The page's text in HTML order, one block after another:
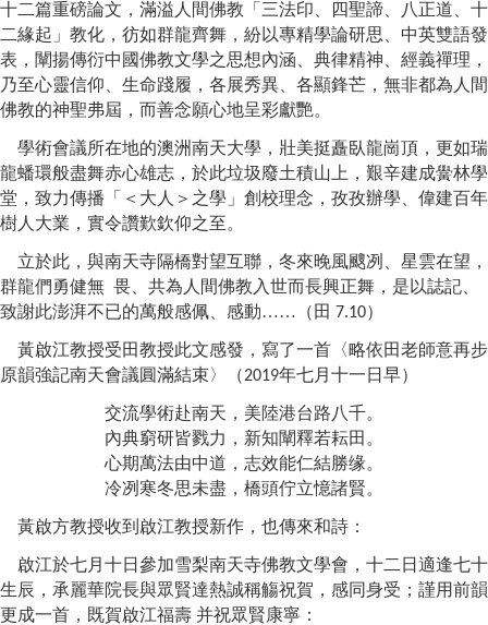
十二篇重磅論文，滿溢人間佛教「三法印、四聖諦、八正道、十
二緣起」教化，彷如群龍齊舞，紛以專精學論研思、中英雙語發
表，闡揚傳衍中國佛教文學之思想內涵、典律精神、經義禪理，
乃至心靈信仰、生命踐履，各展秀異、各顯鋒芒，無非都為人間
佛教的神聖弗屆，而善念願心地呈彩獻艷。
學術會議所在地的澳洲南天大學，壯美挺矗臥龍崗頂，更如瑞
龍蟠環般盡舞赤心雄志，於此垃圾廢土積山上，艱辛建成黌林學
堂，致力傳播「＜大人＞之學」創校理念，孜孜辦學、偉建百年
樹人大業，實令讚歎欽仰之至。
立於此，與南天寺隔橋對望互聯，冬來晚風颼冽、星雲在望，
群龍們勇健無 畏、共為人間佛教入世而長興正舞，是以誌記、
致謝此澎湃不已的萬般感佩、感動……（田 7.10）
黃啟江教授受田教授此文感發 ， 寫了一首 〈略依田老師意再步
原韻強記南天會議圓滿結束〉 （2019年七月十一日早）
交流學術赴南天，美陸港台路八千。
內典窮研皆戮力，新知闡釋若耘田。
心期萬法由中道，志效能仁結勝缘。
冷冽寒冬思未盡，橋頭佇立憶諸賢。
黃啟方教授收到啟江教授新作 ，也傳來和詩 ：
啟江於七月十日 參加雪梨南天寺佛教文學會，十二日適逢七十
生辰，承麗華院長與眾賢達熱誠稱觴祝賀，感同身受 ； 謹用前韻
更成一首，既賀啟江福壽 并祝眾賢康寧 ：